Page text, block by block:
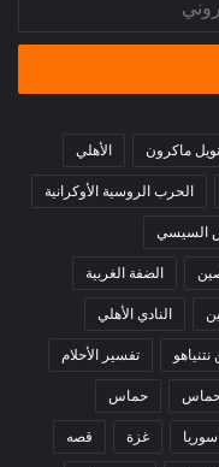
نادي الأهلي، ما أدى
ما شكل صدمة لجمهوره
على المستوى الأوروبي.
وذلك قبل مباراة
بدأت الأزمة
أثناء الاصطفاف قبل
وهو ما أثار جدلًا واسعًا
الإعلام الرياضي
ماكرون الأهلي
الحرب الروسية الأوكرانية
السيسي
الضفة الغربية
النادي الأهلي
نتنياهو تفسير الأحلام
حماس
سوريا غزة قصه